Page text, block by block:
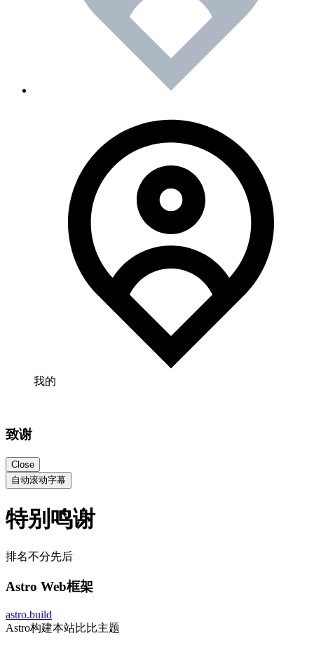
我的
致谢
Close
自动滚动字幕
特别鸣谢
排名不分先后
Astro Web框架
astro.build
Astro构建本站比比主题